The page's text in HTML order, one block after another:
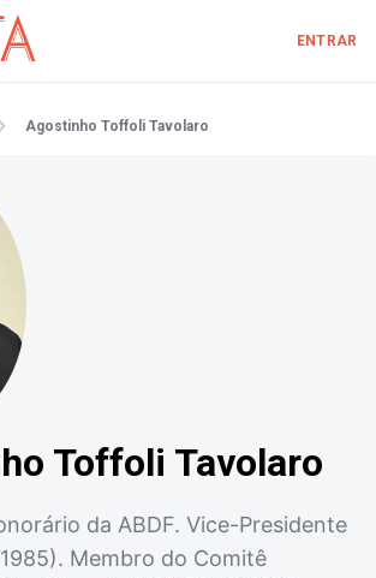
ENTRAR
Agostinho Toffoli Tavolaro
Toffoli Tavolaro
da ABDF. Vice-Presidente
Membro do Comitê